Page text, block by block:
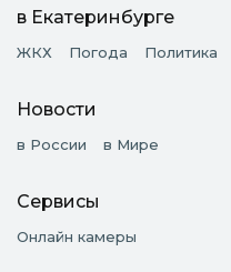
в Екатеринбурге
ЖКХ Погода Политика
Новости
в России в Мире
Сервисы
Онлайн камеры